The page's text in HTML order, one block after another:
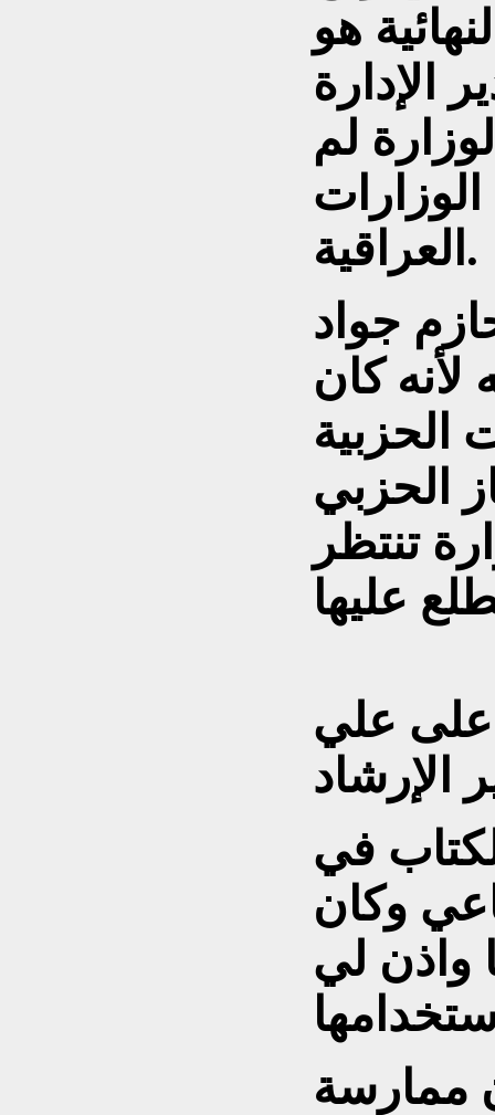
هو
الإدارة
لم
العراقية.
جواد
لأنه كان
الحزبية
الحزبي
تنتظر
على علي
في
وكان
واذن لي
ممارسة